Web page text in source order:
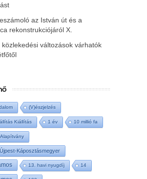
az István út és a
rekonstrukciójáról X.
közlekedési változások várhatók
(V)észjelzés
Kiállítás 1 év 10 millió fa
Káposztásmegyer
13. havi nyugdíj 14